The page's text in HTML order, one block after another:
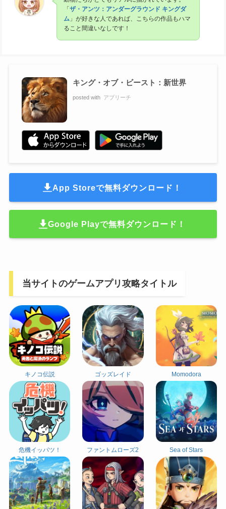
「 ザ・アンツ：アンダーグラウンド キングダ
ム」が好きな人であれば、こちらの作品もハマ
ること間違いなしです！
キング・オブ・ビースト：新世界
posted with アプリーチ
App Storeで無料ダウンロード！
Google Playで無料ダウンロード！
当サイトのゲームアプリ攻略タイトル
キノコ伝説 ゴッズレイド Momodora
危機イッパツ！ ファントムローズ2 Sea of Stars